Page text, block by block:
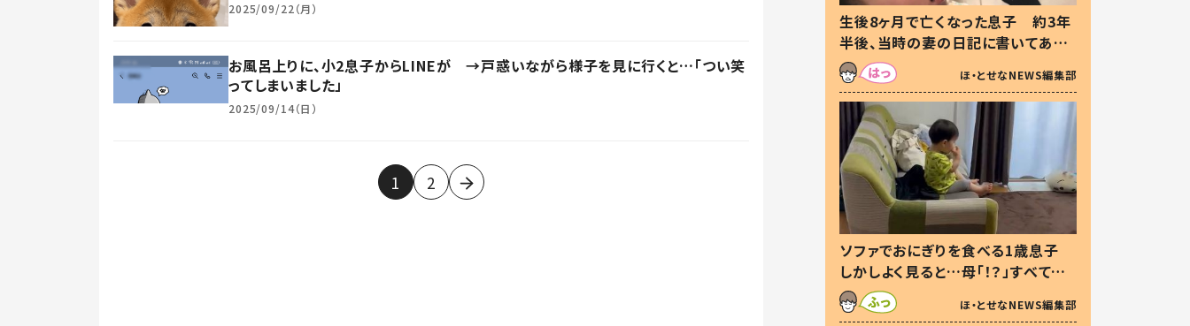
2025/09/22（月）
お風呂上りに、小2息子からLINEが →戸惑いながら様子を見に行くと…「つい笑
ってしまいました」
2025/09/14（日）
1 2
生後8ヶ月で亡くなった息子 約3年
半後、当時の妻の日記に書いてあっ
た本音とは
ほ・とせなNEWS編集部
ソファでおにぎりを食べる1歳息子
しかしよく見ると…母「！？」すべてを
察した母の投稿に「可愛いから許
す！」「現行犯〜」
ほ・とせなNEWS編集部